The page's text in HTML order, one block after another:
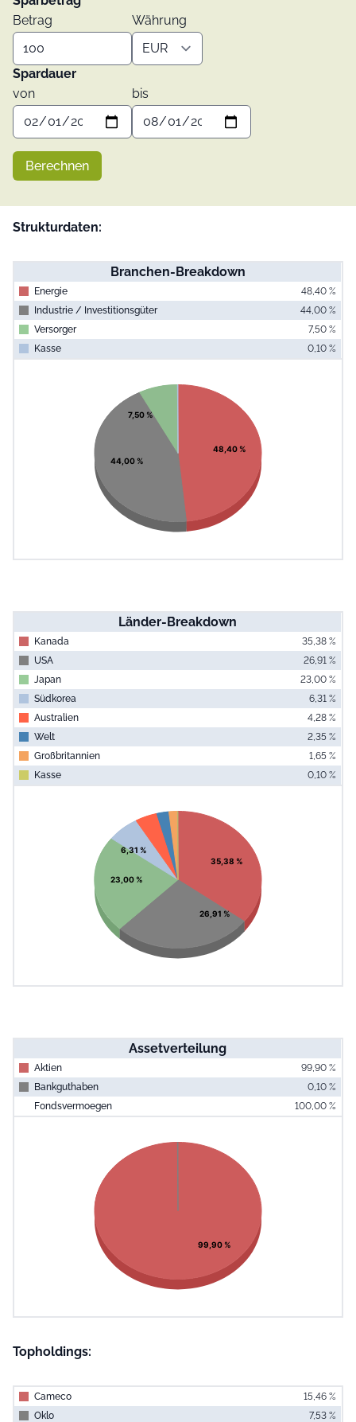
Betrag
Währung
Spardauer
von
bis
Berechnen
Strukturdaten:
Branchen-Breakdown
Energie
48,40 %
Industrie / Investitionsgüter
44,00 %
Versorger
7,50 %
Kasse
0,10 %
Pie chart with 4 slices.
View as data table, Chart
48,40 %
44,00 %
7,50 %
Länder-Breakdown
Kanada
35,38 %
USA
26,91 %
Japan
23,00 %
Südkorea
6,31 %
Australien
4,28 %
Welt
2,35 %
Großbritannien
1,65 %
Kasse
0,10 %
Pie chart with 8 slices.
View as data table, Chart
35,38 %
26,91 %
23,00 %
6,31 %
Assetverteilung
Aktien
99,90 %
Bankguthaben
0,10 %
Fondsvermoegen
100,00 %
Pie chart with 2 slices.
View as data table, Chart
99,90 %
Topholdings:
Cameco
15,46 %
Oklo
7,53 %